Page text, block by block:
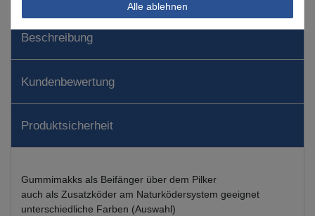
Beschreibung
Kundenbewertung
Produktsicherheit
Gummimakks als Beifänger über dem Pilker
auch als Zusatzköder am Naturködersystem geeignet
unterschiedliche Farben (Auswahl)
Alle ablehnen